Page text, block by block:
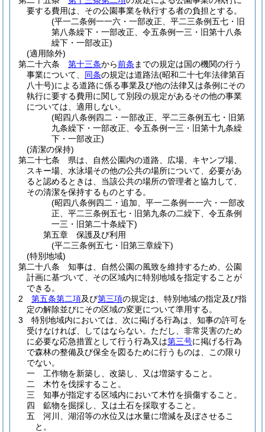
要する費用は、その公園事業を執行する者の負担とする。
(平一二条例一一六・一部改正、平二三条例五七・旧
第八条繰下・一部改正、令五条例一三・旧第十八条
繰下・一部改正)
(適用除外)
第二十六条
第十三条から前条 までの規定は国の機関の行う
事業について、 同条の規定は道路法(昭和二十七年法律第百
八十号)による道路に係る事業及び他の法律又は条例にその
執行に要する費用に関して別段の規定があるその他の事業
については、適用しない。
(昭四八条例四二・一部改正、平二三条例五七・旧第
九条繰下・一部改正、令五条例一三・旧第十九条繰
下・一部改正)
(清潔の保持)
第二十七条
県は、自然公園内の道路、広場、キヤンプ場、
スキー場、水泳場その他の公共の場所について、必要があ
ると認めるときは、当該公共の場所の管理者と協力して、
その清潔を保持するものとする。
(昭四八条例四二・追加、平一二条例一一六・一部改
正、平二三条例五七・旧第九条の二繰下、令五条例
一三・旧第二十条繰下)
第五章
保護及び利用
(平二三条例五七・旧第三章繰下)
(特別地域)
第二十八条
知事は、自然公園の風致を維持するため、公園
計画に基づいて、その区域内に特別地域を指定することが
できる。
2
第五条第二項及び第三項の規定は、特別地域の指定及び指
定の解除並びにその区域の変更について準用する。
3
特別地域内においては、次に掲げる行為は、知事の許可を
受けなければ、してはならない。 ただし、非常災害のため
に必要な応急措置として行う行為又は第三号に掲げる行為
で森林の整備及び保全を図るために行うものは、この限り
でない。
一
工作物を新築し、改築し、又は増築すること。
二
木竹を伐採すること。
三
知事が指定する区域内において木竹を損傷すること。
四
鉱物を掘採し、又は土石を採取すること。
五
河川、湖沼等の水位又は水量に増減を及ぼさせるこ
と。